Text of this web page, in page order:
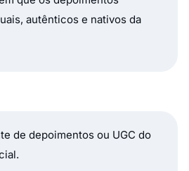
autênticos e nativos da
de depoimentos ou UGC do